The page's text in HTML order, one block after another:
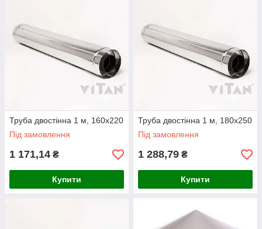
Труба двостінна 1 м, 160х220
Під замовлення
1 171,14 ₴
Купити
Труба двостінна 1 м, 180х250
Під замовлення
1 288,79 ₴
Купити